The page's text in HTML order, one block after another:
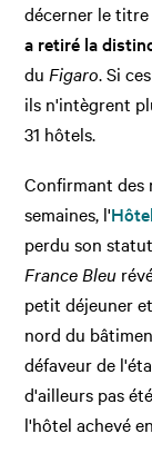
décerner le
a retiré la
du Figaro. Si
ils n'intègrent
31 hôtels.
Confirmant des
semaines, l'
perdu son
France Bleu
petit déjeuner
nord du
défaveur de
d'ailleurs pas
l'hôtel achevé